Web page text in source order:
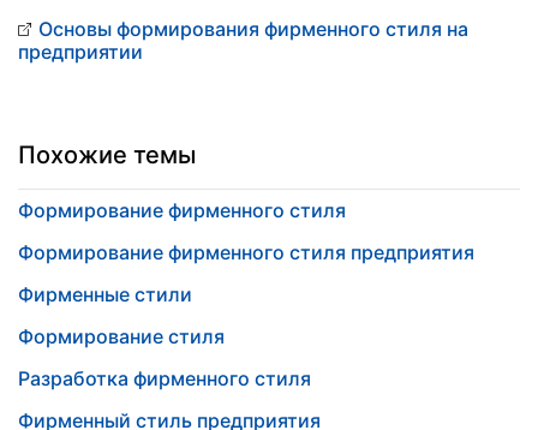
Основы формирования фирменного стиля на
предприятии
Похожие темы
Формирование фирменного стиля
Формирование фирменного стиля предприятия
Фирменные стили
Формирование стиля
Разработка фирменного стиля
Фирменный стиль предприятия